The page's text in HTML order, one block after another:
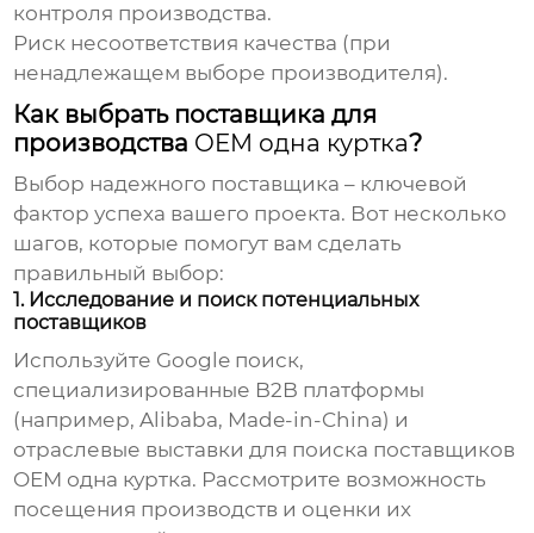
контроля производства.
Риск несоответствия качества (при
ненадлежащем выборе производителя).
Как выбрать поставщика для
производства OEM одна куртка?
Выбор надежного поставщика – ключевой
фактор успеха вашего проекта. Вот несколько
шагов, которые помогут вам сделать
правильный выбор:
1. Исследование и поиск потенциальных
поставщиков
Используйте Google поиск,
специализированные B2B платформы
(например, Alibaba, Made-in-China) и
отраслевые выставки для поиска поставщиков
OEM одна куртка. Рассмотрите возможность
посещения производств и оценки их